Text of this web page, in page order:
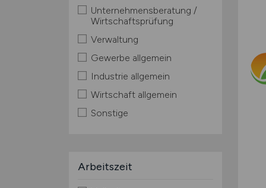
Unternehmensberatung /
Wirtschaftsprüfung
Verwaltung
Gewerbe allgemein
Industrie allgemein
Wirtschaft allgemein
Sonstige
Arbeitszeit